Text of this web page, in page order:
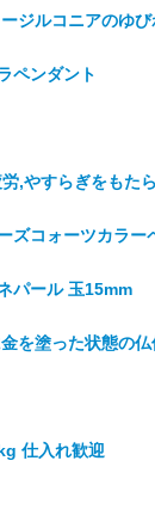
ジルコニアのゆ
ペンダント
,やすらぎをもた
ズコォーツカラー
パール 玉15mm
を塗った状態の仏
仕入れ歓迎